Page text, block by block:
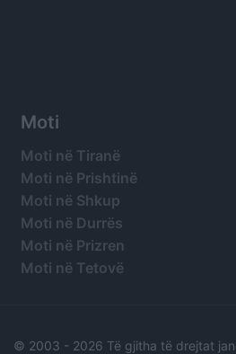
Moti
Moti në Tiranë
Moti në Prishtinë
Moti në Shkup
Moti në Durrës
Moti në Prizren
Moti në Tetovë
© 2003 - 2026 Të gjitha të drejtat